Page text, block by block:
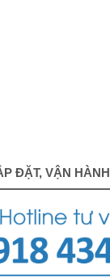
ĐẶT, VẬN HÀNH